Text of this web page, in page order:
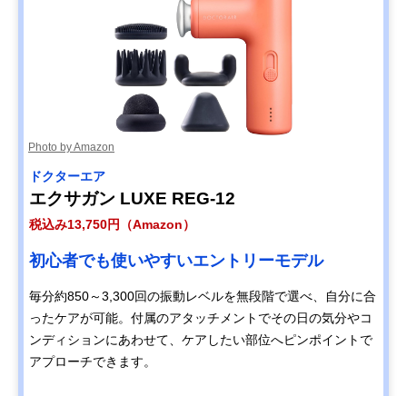
Photo by Amazon
ドクターエア
エクサガン LUXE REG-12
税込み13,750円（Amazon）
初心者でも使いやすいエントリーモデル
毎分約850～3,300回の振動レベルを無段階で選べ、自分に合
ったケアが可能。付属のアタッチメントでその日の気分やコ
ンディションにあわせて、ケアしたい部位へピンポイントで
アプローチできます。